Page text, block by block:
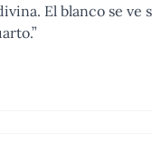
El blanco se ve
”